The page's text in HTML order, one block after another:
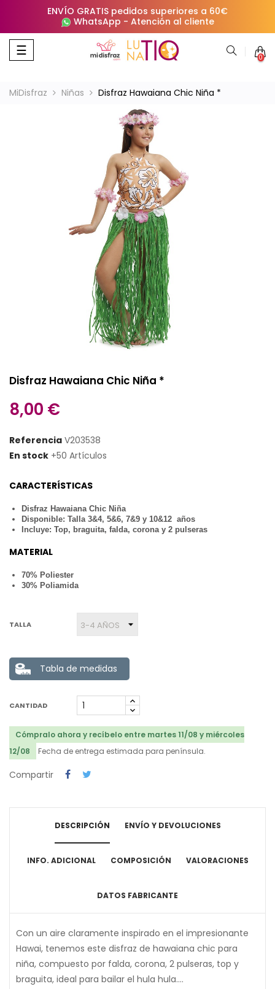
ENVÍO GRATIS pedidos superiores a 60€
WhatsApp - Atención al cliente
Navegación
de
☰ 0
MiDisfraz Niñas Disfraz Hawaiana Chic Niña *
Disfraz Hawaiana Chic Niña *
8,00 €
Referencia V203538
En stock +50 Artículos
CARACTERÍSTICAS
Disfraz Hawaiana Chic Niña
Disponible: Talla 3&4, 5&6, 7&9 y 10&12 años
Incluye: Top, braguita, falda, corona y 2 pulseras
MATERIAL
70% Poliester
30% Poliamida
TALLA
Tabla de medidas
CANTIDAD
Cómpralo ahora y recíbelo entre martes 11/08 y miércoles
12/08
Fecha de entrega estimada para península.
Compartir
DESCRIPCIÓN ENVÍO Y DEVOLUCIONES
INFO. ADICIONAL COMPOSICIÓN VALORACIONES
DATOS FABRICANTE
Con un aire claramente inspirado en el impresionante
Hawai, tenemos este disfraz de hawaiana chic para
niña, compuesto por falda, corona, 2 pulseras, top y
braguita, ideal para bailar el hula hula....